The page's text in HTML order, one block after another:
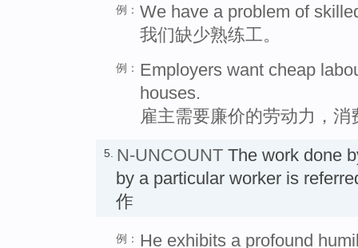
例： We have a problem of
我们缺少熟练工。
例： Employers want cheap
houses.
雇主需要廉价的劳动力，
5. N-UNCOUNT The work done
by a particular worker is
作
例： He exhibits a profound